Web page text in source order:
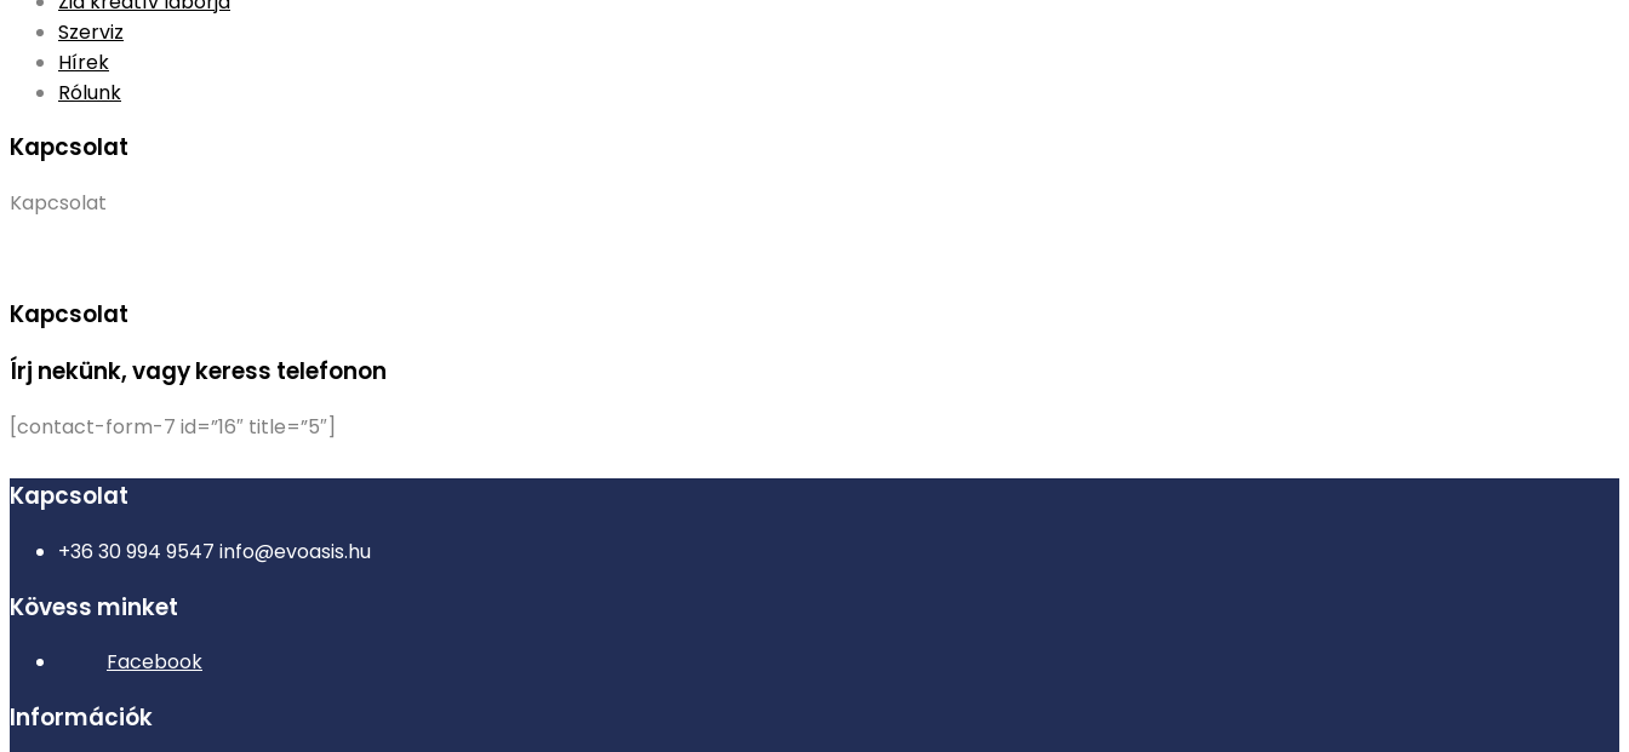
Szerviz
Hírek
Rólunk
Kapcsolat
Kapcsolat
Kapcsolat
Írj nekünk, vagy keress telefonon
[contact-form-7 id=”16″ title=”5″]
Kapcsolat
+36 30 994 9547 info@evoasis.hu
Kövess minket
Facebook
Információk